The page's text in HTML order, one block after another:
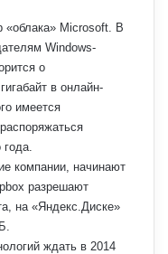
«облака» Microsoft. В
Windows-
о
в онлайн-
имеется
компании, начинают
разрешают
на «Яндекс.Диске»